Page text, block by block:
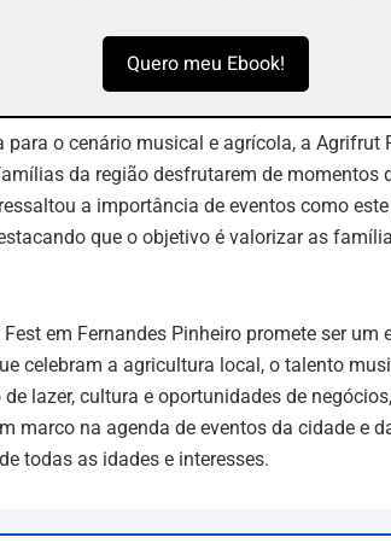
Quero meu Ebook!
para o cenário musical e agrícola, a Agrifrut
da região desfrutarem de momentos
a importância de eventos como
que o objetivo é valorizar as
em Fernandes Pinheiro promete ser um
celebram a agricultura local, o talento
lazer, cultura e oportunidades de
marco na agenda de eventos da cidade e
todas as idades e interesses.